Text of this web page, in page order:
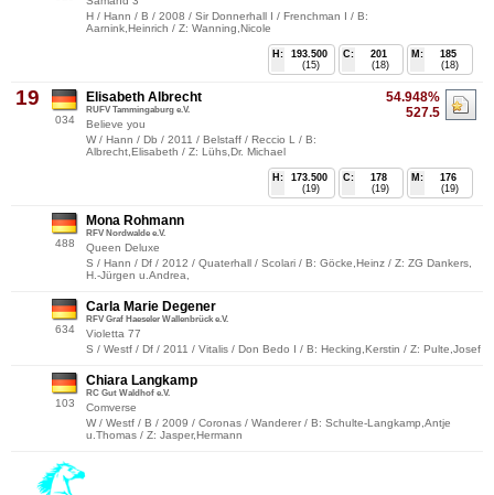
H / Hann / B / 2008 / Sir Donnerhall I / Frenchman I / B:
Aarnink,Heinrich / Z: Wanning,Nicole
M:
185
(18)
C:
201
(18)
H:
193.500
(15)
19
034
54.948%
527.5
Elisabeth Albrecht
RUFV Tammingaburg e.V.
Believe you
W / Hann / Db / 2011 / Belstaff / Reccio L / B:
Albrecht,Elisabeth / Z: Lühs,Dr. Michael
M:
176
(19)
C:
178
(19)
H:
173.500
(19)
488
Mona Rohmann
RFV Nordwalde e.V.
Queen Deluxe
S / Hann / Df / 2012 / Quaterhall / Scolari / B: Göcke,Heinz / Z: ZG Dankers,
H.-Jürgen u.Andrea,
634
Carla Marie Degener
RFV Graf Haeseler Wallenbrück e.V.
Violetta 77
S / Westf / Df / 2011 / Vitalis / Don Bedo I / B: Hecking,Kerstin / Z: Pulte,Josef
103
Chiara Langkamp
RC Gut Waldhof e.V.
Comverse
W / Westf / B / 2009 / Coronas / Wanderer / B: Schulte-Langkamp,Antje
u.Thomas / Z: Jasper,Hermann